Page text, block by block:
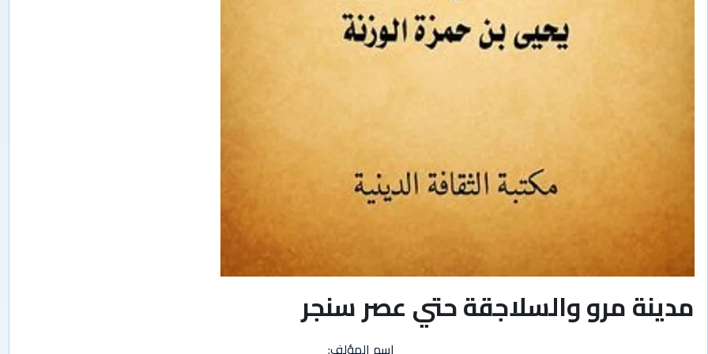
مدينة مرو والسلاجقة حتي عصر سنجر
اسم المؤلف